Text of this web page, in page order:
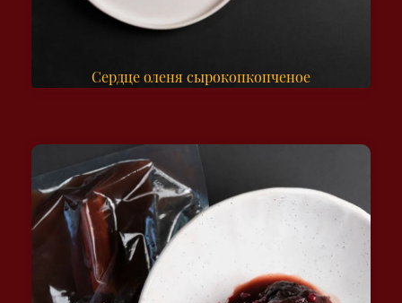
Сердце оленя сырокопкопченое